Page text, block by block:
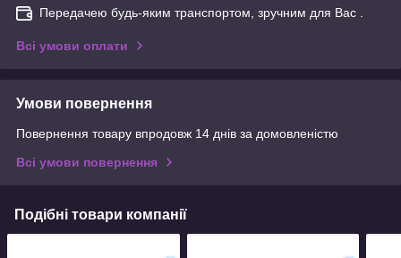
Передачею будь-яким транспортом, зручним для Вас .
Всі умови оплати
Умови повернення
Повернення товару впродовж 14 днів за домовленістю
Всі умови повернення
Подібні товари компанії